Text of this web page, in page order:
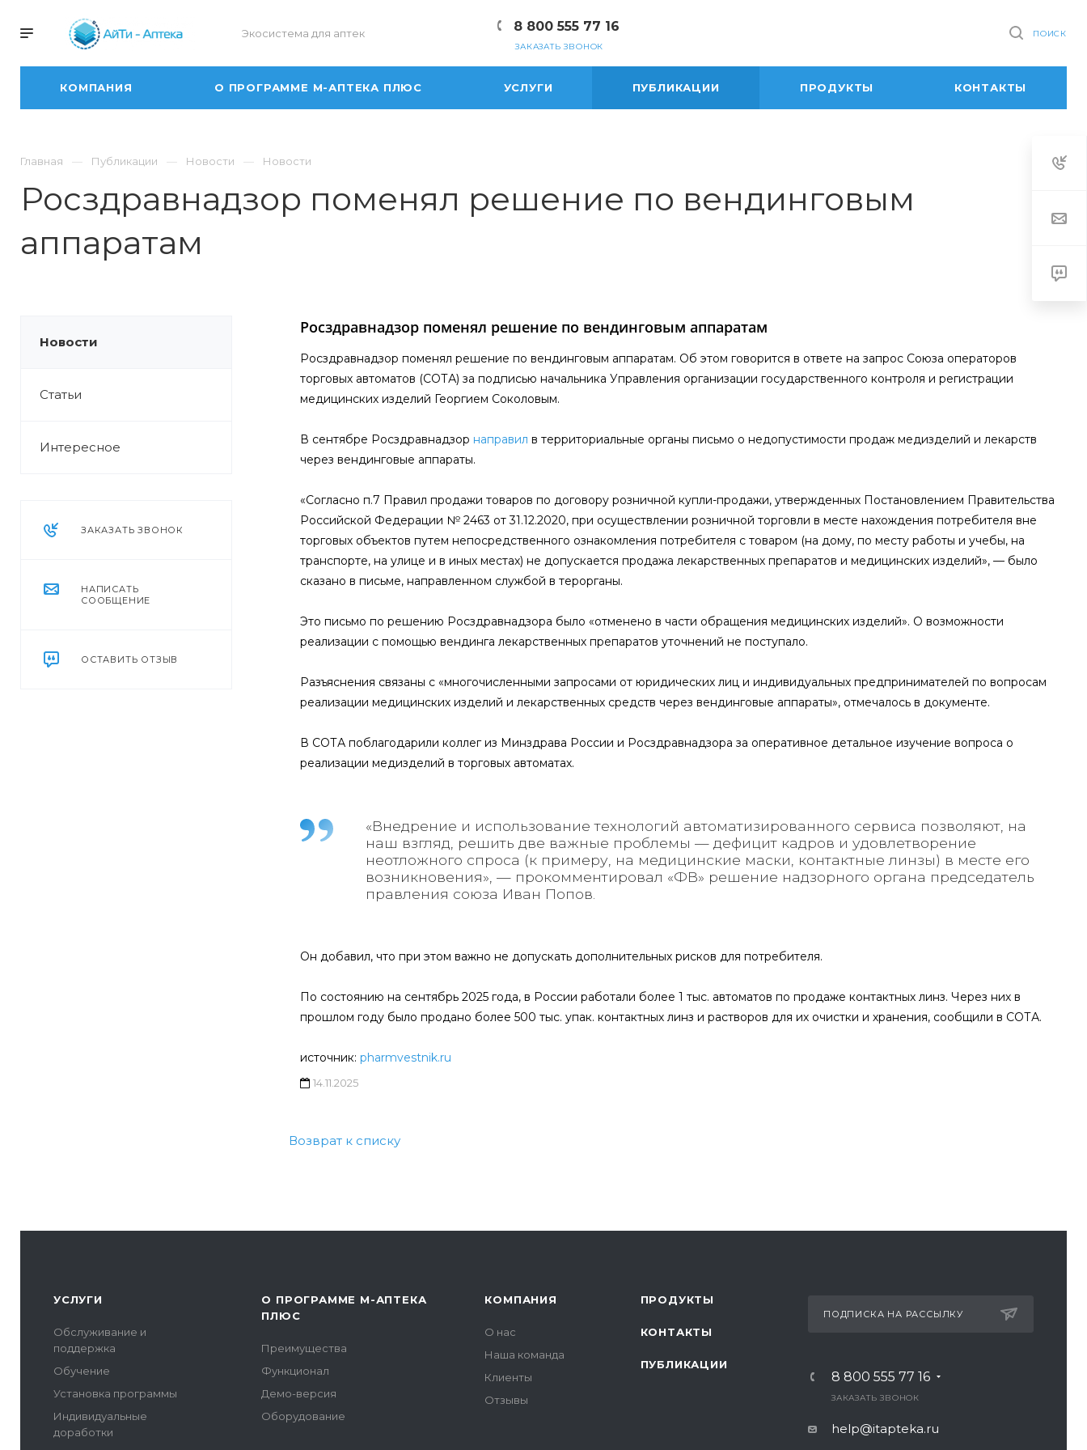
Экосистема для аптек 8 800 555 77 16
ЗАКАЗАТЬ ЗВОНОК
ПОИСК
КОМПАНИЯ О ПРОГРАММЕ М-АПТЕКА ПЛЮС УСЛУГИ ПУБЛИКАЦИИ ПРОДУКТЫ КОНТАКТЫ
Главная Публикации Новости Новости
Росздравнадзор поменял решение по вендинговым
аппаратам
Новости
Статьи
Интересное
ЗАКАЗАТЬ ЗВОНОК
НАПИСАТЬ
СООБЩЕНИЕ
ОСТАВИТЬ ОТЗЫВ
Росздравнадзор поменял решение по вендинговым аппаратам
Росздравнадзор поменял решение по вендинговым аппаратам. Об этом говорится в ответе на запрос Союза операторов
торговых автоматов (СОТА) за подписью начальника Управления организации государственного контроля и регистрации
медицинских изделий Георгием Соколовым.
В сентябре Росздравнадзор направил в территориальные органы письмо о недопустимости продаж медизделий и лекарств
через вендинговые аппараты.
«Согласно п.7 Правил продажи товаров по договору розничной купли-продажи, утвержденных Постановлением Правительства
Российской Федерации № 2463 от 31.12.2020, при осуществлении розничной торговли в месте нахождения потребителя вне
торговых объектов путем непосредственного ознакомления потребителя с товаром (на дому, по месту работы и учебы, на
транспорте, на улице и в иных местах) не допускается продажа лекарственных препаратов и медицинских изделий», — было
сказано в письме, направленном службой в терорганы.
Это письмо по решению Росздравнадзора было «отменено в части обращения медицинских изделий». О возможности
реализации с помощью вендинга лекарственных препаратов уточнений не поступало.
Разъяснения связаны с «многочисленными запросами от юридических лиц и индивидуальных предпринимателей по вопросам
реализации медицинских изделий и лекарственных средств через вендинговые аппараты», отмечалось в документе.
В СОТА поблагодарили коллег из Минздрава России и Росздравнадзора за оперативное детальное изучение вопроса о
реализации медизделий в торговых автоматах.
«Внедрение и использование технологий автоматизированного сервиса позволяют, на
наш взгляд, решить две важные проблемы — дефицит кадров и удовлетворение
неотложного спроса (к примеру, на медицинские маски, контактные линзы) в месте его
возникновения», — прокомментировал «ФВ» решение надзорного органа председатель
правления союза Иван Попов.
Он добавил, что при этом важно не допускать дополнительных рисков для потребителя.
По состоянию на сентябрь 2025 года, в России работали более 1 тыс. автоматов по продаже контактных линз. Через них в
прошлом году было продано более 500 тыс. упак. контактных линз и растворов для их очистки и хранения, сообщили в СОТА.
источник: pharmvestnik.ru
14.11.2025
Возврат к списку
УСЛУГИ
Обслуживание и
поддержка
Обучение
Установка программы
Индивидуальные
доработки
О ПРОГРАММЕ М-АПТЕКА
ПЛЮС
Преимущества
Функционал
Демо-версия
Оборудование
КОМПАНИЯ
О нас
Наша команда
Клиенты
Отзывы
ПРОДУКТЫ
КОНТАКТЫ
ПУБЛИКАЦИИ
ПОДПИСКА НА РАССЫЛКУ
8 800 555 77 16
ЗАКАЗАТЬ ЗВОНОК
help@itapteka.ru